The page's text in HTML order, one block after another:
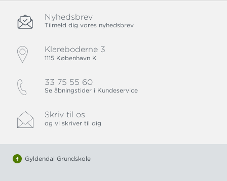
Nyhedsbrev
Tilmeld dig vores nyhedsbrev
Klareboderne 3
1115 København K
33 75 55 60
Se åbningstider i Kundeservice
Skriv til os
og vi skriver til dig
Gyldendal Grundskole